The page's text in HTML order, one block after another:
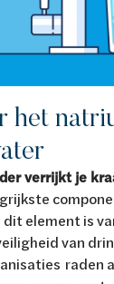
het
verrijkt je
element is
van
raden